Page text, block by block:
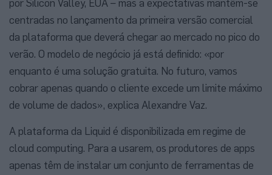
por Silicon Valley, EUA – mas a expectativas mantêm-se
centradas no lançamento da primeira versão comercial
da plataforma que deverá chegar ao mercado no pico do
verão. O modelo de negócio já está definido: «por
enquanto é uma solução gratuita. No futuro, vamos
cobrar apenas quando o cliente excede um limite máximo
de volume de dados», explica Alexandre Vaz.
A plataforma da Liquid é disponibilizada em regime de
cloud computing. Para a usarem, os produtores de apps
apenas têm de instalar um conjunto de ferramentas de